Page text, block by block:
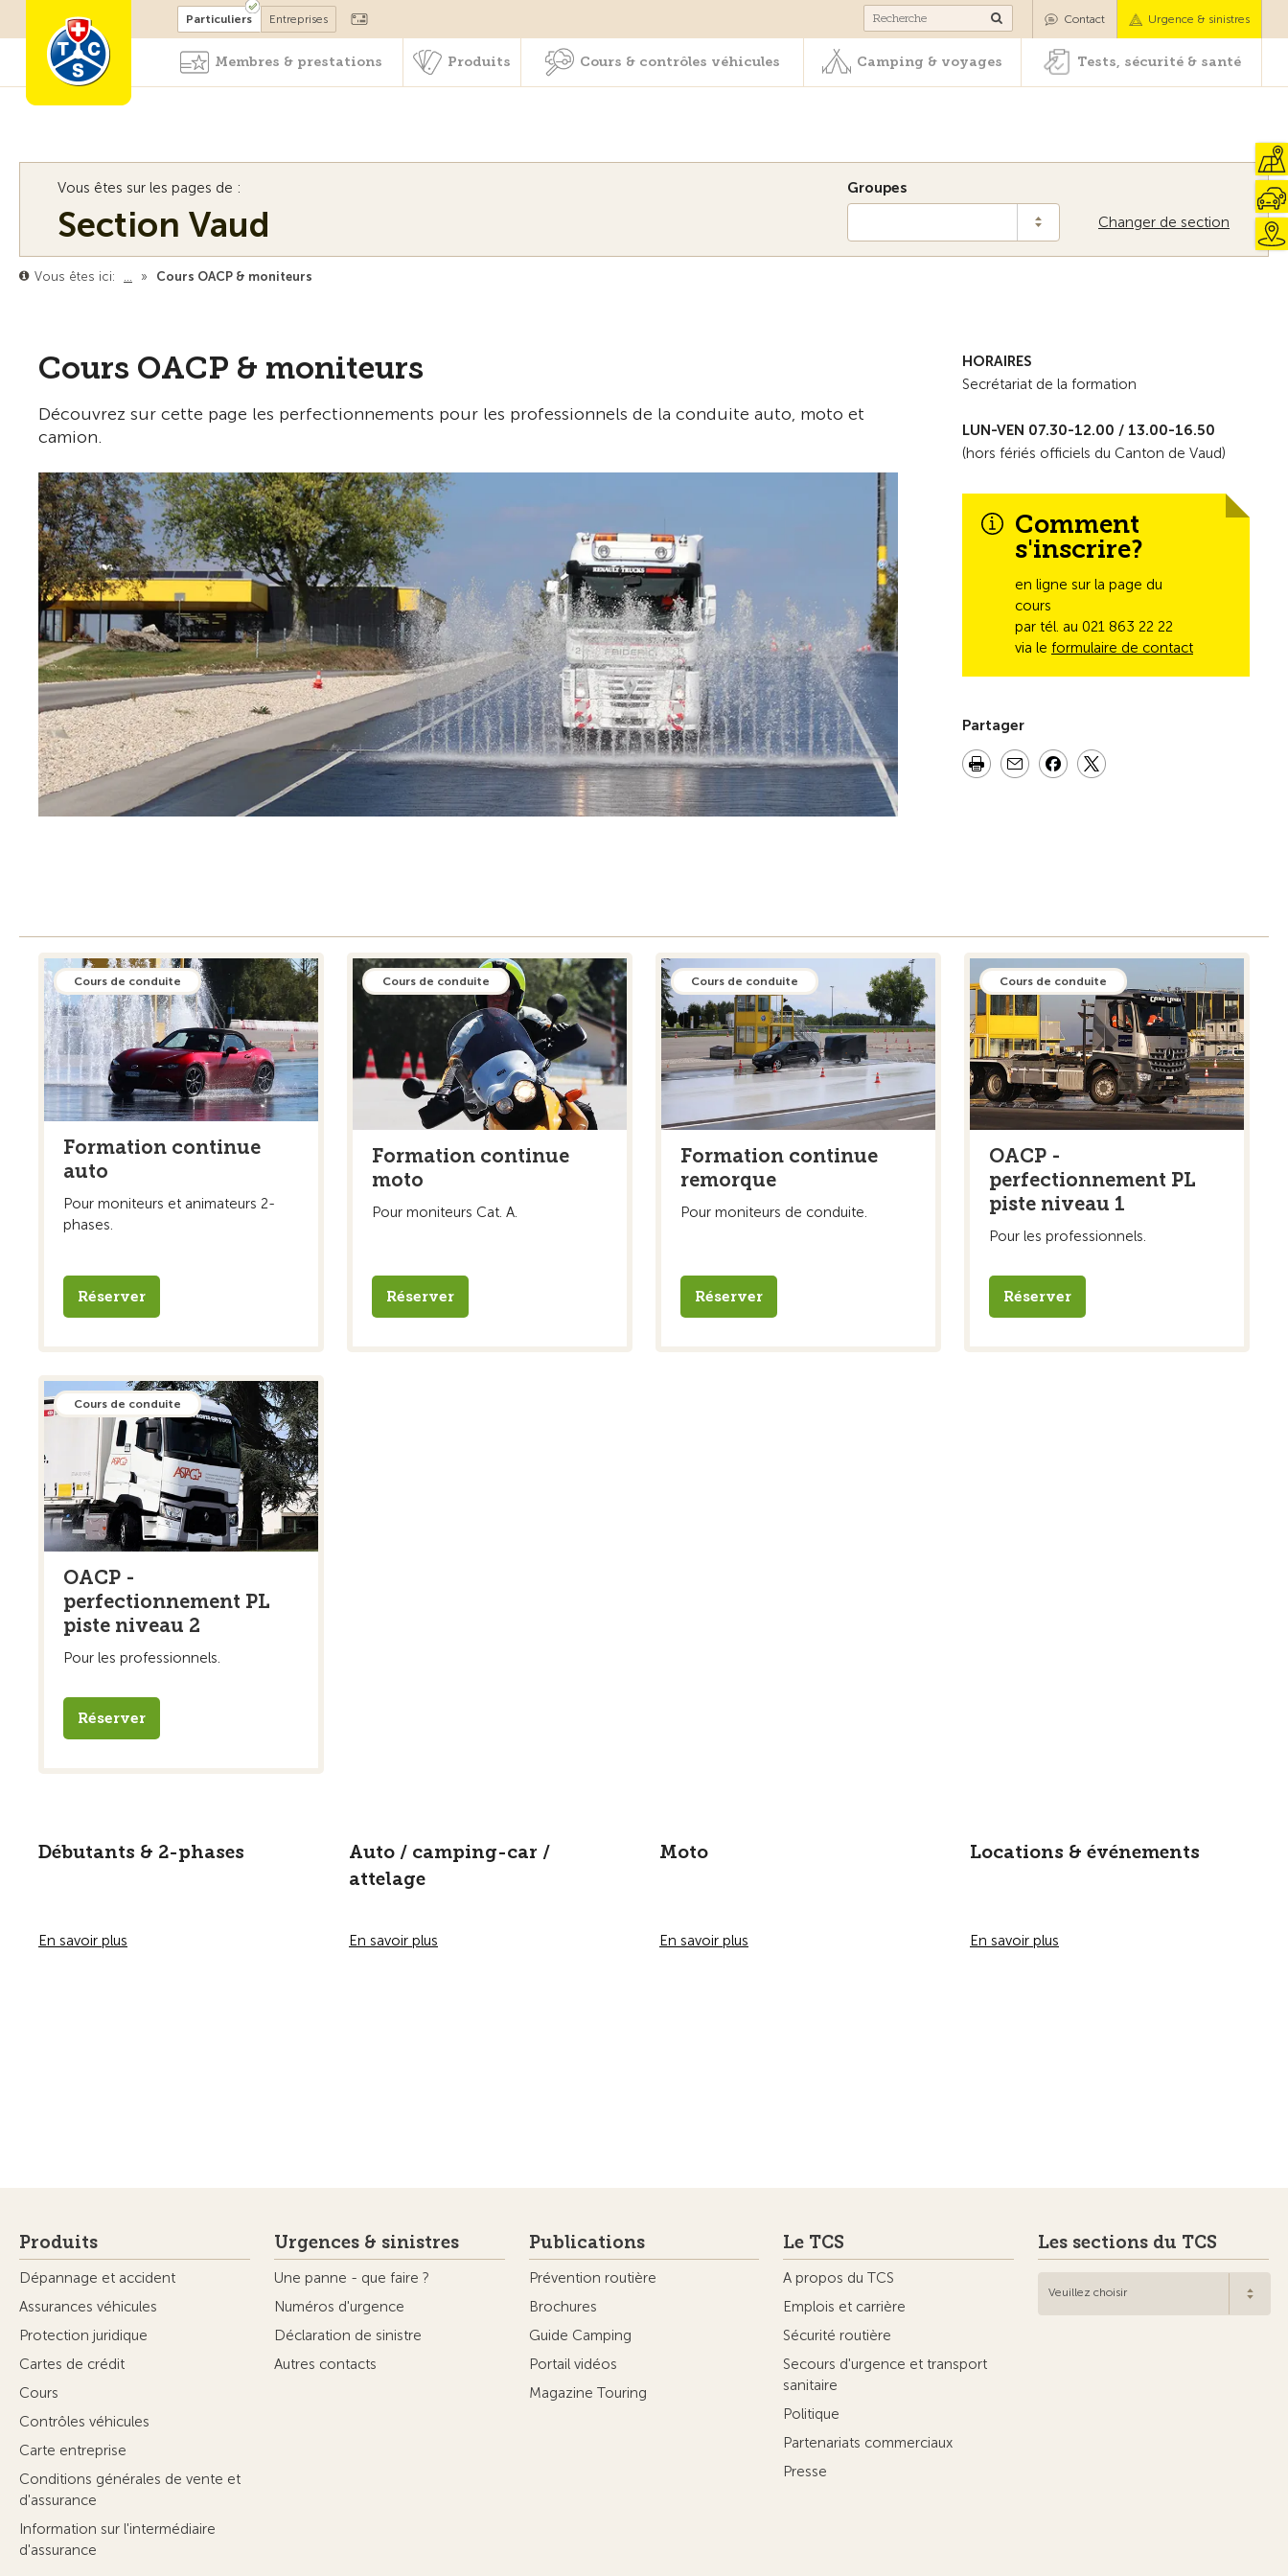
Devenir membre Camping & voyages Tests, sécurité & santé
Particuliers Entreprises Contact Urgence & sinistres
Membres & prestations Produits Cours & contrôles véhicules Camping & voyages Tests, sécurité & santé
Vous êtes sur les pages de :
Section Vaud Changer de section
Groupes
Vous êtes ici: … » Cours OACP & moniteurs
Cours OACP & moniteurs
Découvrez sur cette page les perfectionnements pour les professionnels de la conduite auto, moto et
camion.
HORAIRES
Secrétariat de la formation
LUN-VEN 07.30-12.00 / 13.00-16.50
(hors fériés officiels du Canton de Vaud)
Comment
s'inscrire?
en ligne sur la page du
cours
par tél. au 021 863 22 22
via le formulaire de contact
Partager
Cours de conduite
Formation continue
auto
Pour moniteurs et animateurs 2-
phases.
Réserver
Cours de conduite
Formation continue
moto
Pour moniteurs Cat. A.
Réserver
Cours de conduite
Formation continue
remorque
Pour moniteurs de conduite.
Réserver
Cours de conduite
OACP -
perfectionnement PL
piste niveau 1
Pour les professionnels.
Réserver
Cours de conduite
OACP -
perfectionnement PL
piste niveau 2
Pour les professionnels.
Réserver
Débutants & 2-phases
En savoir plus
Auto / camping-car /
attelage
En savoir plus
Moto
En savoir plus
Locations & événements
En savoir plus
Produits
Dépannage et accident
Assurances véhicules
Protection juridique
Cartes de crédit
Cours
Contrôles véhicules
Carte entreprise
Conditions générales de vente et
d'assurance
Information sur l'intermédiaire
d'assurance
Urgences & sinistres
Une panne - que faire ?
Numéros d'urgence
Déclaration de sinistre
Autres contacts
Publications
Prévention routière
Brochures
Guide Camping
Portail vidéos
Magazine Touring
Le TCS
A propos du TCS
Emplois et carrière
Sécurité routière
Secours d'urgence et transport
sanitaire
Politique
Partenariats commerciaux
Presse
Les sections du TCS
Veuillez choisir